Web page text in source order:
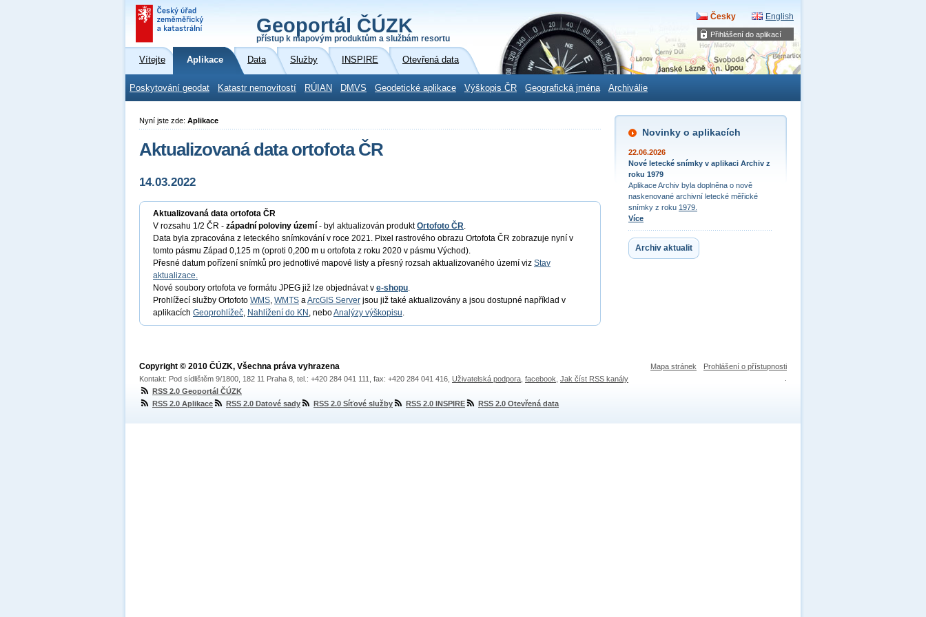
Přihlášení do aplikací
Geoportál ČÚZK
přístup k mapovým produktům a službám resortu
Česky English
Vítejte Aplikace Data Služby INSPIRE Otevřená data
Poskytování geodat Katastr nemovitostí RÚIAN DMVS Geodetické aplikace Výškopis ČR Geografická jména Archiválie
Novinky o aplikacích
22.06.2026
Nové letecké snímky v aplikaci Archiv z
roku 1979
Aplikace Archiv byla doplněna o nově
naskenované archivní letecké měřické
snímky z roku 1979.
Více
Archiv aktualit
Nyní jste zde: Aplikace
Aktualizovaná data ortofota ČR
14.03.2022
Aktualizovaná data ortofota ČR
V rozsahu 1/2 ČR - západní poloviny území - byl aktualizován produktOrtofoto ČR.
Data byla zpracována z leteckého snímkování v roce 2021. Pixel rastrového obrazu Ortofota ČR zobrazuje nyní v
tomto pásmu Západ 0,125 m (oproti 0,200 m u ortofota z roku 2020 v pásmu Východ).
Přesné datum pořízení snímků pro jednotlivé mapové listy a přesný rozsah aktualizovaného území viz Stav
aktualizace.
Nové soubory ortofota ve formátu JPEG již lze objednávat v e-shopu.
Prohlížecí služby Ortofoto WMS, WMTS aArcGIS Server jsou již také aktualizovány a jsou dostupné například v
aplikacích Geoprohlížeč, Nahlížení do KN , neboAnalýzy výškopisu.
Mapa stránek Prohlášení o přístupnosti
Copyright © 2010 ČÚZK, Všechna práva vyhrazena
Kontakt: Pod sídlištěm 9/1800, 182 11 Praha 8, tel.: +420 284 041 111, fax: +420 284 041 416, Uživatelská podpora facebook Jak číst RSS kanály
RSS 2.0 Geoportál ČÚZK
RSS 2.0 Aplikace
RSS 2.0 Datové sady RSS 2.0 Síťové služby RSS 2.0 INSPIRE RSS 2.0 Otevřená data